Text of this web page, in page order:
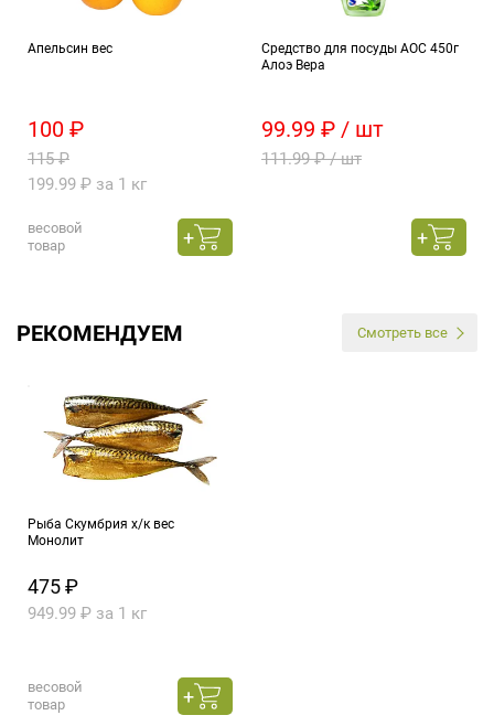
Апельсин вес
100 ₽
115 ₽
199.99 ₽ за 1 кг
весовой
товар
Средство для посуды АОС 450г
Алоэ Вера
99.99 ₽ / шт
111.99 ₽ / шт
РЕКОМЕНДУЕМ Смотреть все
Рыба Скумбрия х/к вес
Монолит
475 ₽
949.99 ₽ за 1 кг
весовой
товар